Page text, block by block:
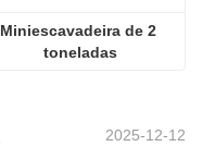
Miniescavadeira de 2
toneladas
2025-12-12